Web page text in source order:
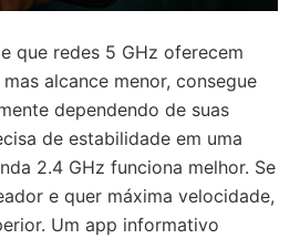
que redes 5 GHz oferecem
alcance menor, consegue
dependendo de suas
de estabilidade em uma
2.4 GHz funciona melhor. Se
e quer máxima velocidade,
Um app informativo